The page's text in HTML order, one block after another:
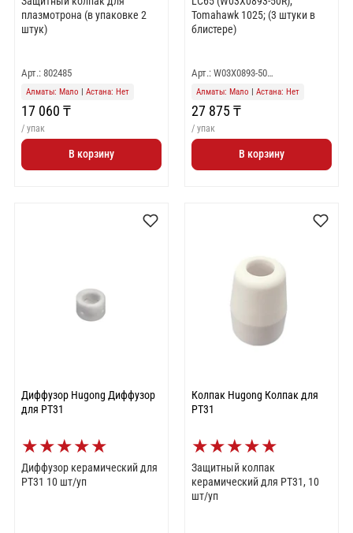
плазмотрона (в упаковке 2
штук)
Арт.: 802485
Алматы: Мало | Астана: Нет
17 060 ₸
/ упак
В корзину
Tomahawk 1025; (3 штуки в
блистере)
Арт.: W03X0893-50…
Алматы: Мало | Астана: Нет
27 875 ₸
/ упак
В корзину
Диффузор Hugong Диффузор
для РТ31
★★★★★
Диффузор керамический для
РТ31 10 шт/уп
Колпак Hugong Колпак для
РТ31
★★★★★
Защитный колпак
керамический для РТ31, 10
шт/уп